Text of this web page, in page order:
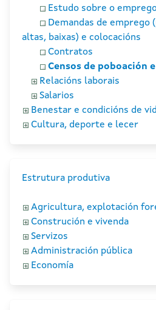
Estudo sobre o
Demandas de emprego
altas, baixas) e colocacións
Contratos
Censos de poboación
Relacións laborais
Salarios
Benestar e condicións de
Cultura, deporte e lecer
Estrutura produtiva
Agricultura, explotación
Construción e vivenda
Servizos
Administración pública
Economía